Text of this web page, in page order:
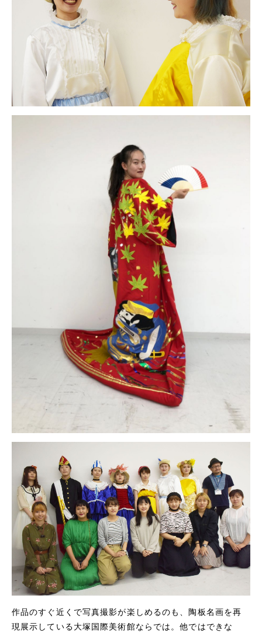
作品のすぐ近くで写真撮影が楽しめるのも、陶板名画を再
現展示している大塚国際美術館ならでは。他ではできな